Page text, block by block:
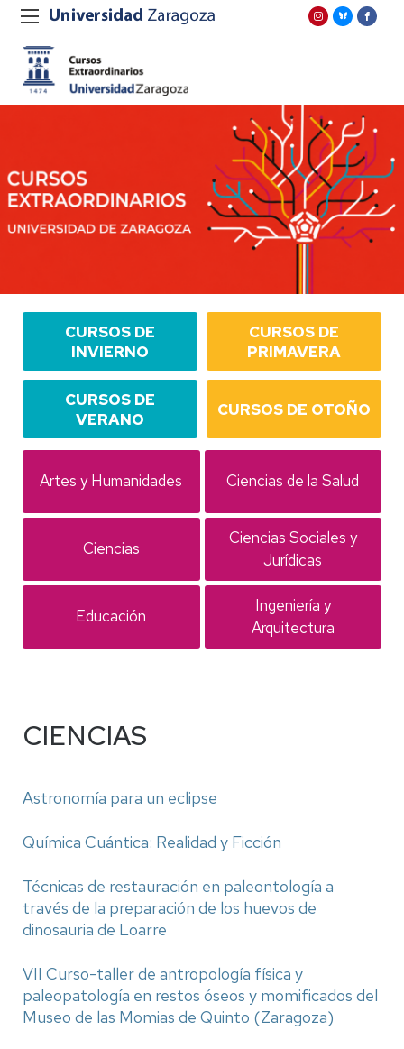
CURSOS DE
INVIERNO
CURSOS DE
PRIMAVERA
CURSOS DE
VERANO
CURSOS DE OTOÑO
Artes y Humanidades
10 Ciencias de la Salud
12
Ciencias
15
Ciencias Sociales y
Jurídicas
25
Educación
11
Ingeniería y
Arquitectura
4
CIENCIAS
Astronomía para un eclipse
Química Cuántica: Realidad y Ficción
Técnicas de restauración en paleontología a
través de la preparación de los huevos de
dinosauria de Loarre
VII Curso-taller de antropología física y
paleopatología en restos óseos y momificados del
Museo de las Momias de Quinto (Zaragoza)